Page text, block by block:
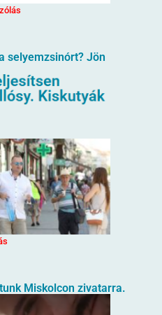
selyemzsinórt? Jön
Miskolcon zivatarra.